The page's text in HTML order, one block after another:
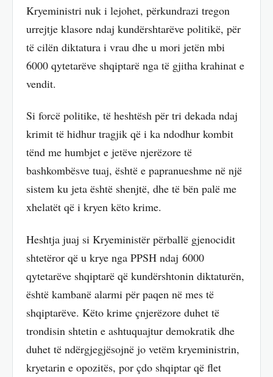
Kryeministri nuk i lejohet, përkundrazi tregon
urrejtje klasore ndaj kundërshtarëve politikë, për
të cilën diktatura i vrau dhe u mori jetën mbi
6000 qytetarëve shqiptarë nga të gjitha krahinat e
vendit.
Si forcë politike, të heshtësh për tri dekada ndaj
krimit të hidhur tragjik që i ka ndodhur kombit
tënd me humbjet e jetëve njerëzore të
bashkombësve tuaj, është e papranueshme në një
sistem ku jeta është shenjtë, dhe të bën palë me
xhelatët që i kryen këto krime.
Heshtja juaj si Kryeministër përballë gjenocidit
shtetëror që u krye nga PPSH ndaj 6000
qytetarëve shqiptarë që kundërshtonin diktaturën,
është kambanë alarmi për paqen në mes të
shqiptarëve. Këto krime çnjerëzore duhet të
trondisin shtetin e ashtuquajtur demokratik dhe
duhet të ndërgjegjësojnë jo vetëm kryeministrin,
kryetarin e opozitës, por çdo shqiptar që flet